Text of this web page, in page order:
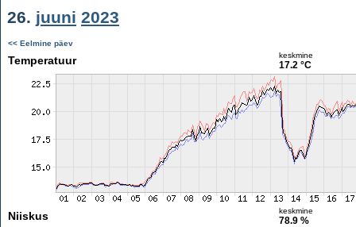
26. juuni 2023
<< Eelmine päev
Temperatuur keskmine
17.2 °C
Niiskus keskmine
78.9 %